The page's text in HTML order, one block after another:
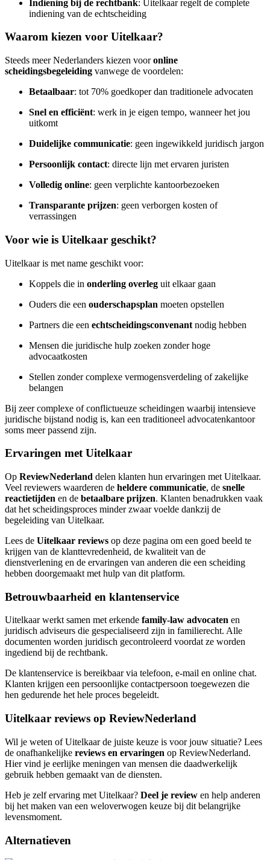
Indiening bij de rechtbank: Uitelkaar regelt de complete
indiening van de echtscheiding
Waarom kiezen voor Uitelkaar?
Steeds meer Nederlanders kiezen vooronline
scheidingsbegeleiding vanwege de voordelen:
Betaalbaar: tot 70% goedkoper dan traditionele advocaten
Snel en efficiënt: werk in je eigen tempo, wanneer het jou
uitkomt
Duidelijke communicatie: geen ingewikkeld juridisch jargon
Persoonlijk contact: directe lijn met ervaren juristen
Volledig online: geen verplichte kantoorbezoeken
Transparante prijzen: geen verborgen kosten of
verrassingen
Voor wie is Uitelkaar geschikt?
Uitelkaar is met name geschikt voor:
Koppels die in onderling overleg uit elkaar gaan
Ouders die een ouderschapsplan moeten opstellen
Partners die een echtscheidingsconvenant nodig hebben
Mensen die juridische hulp zoeken zonder hoge
advocaatkosten
Stellen zonder complexe vermogensverdeling of zakelijke
belangen
Bij zeer complexe of conflictueuze scheidingen waarbij intensieve
juridische bijstand nodig is, kan een traditioneel advocatenkantoor
soms meer passend zijn.
Ervaringen met Uitelkaar
Op ReviewNederland delen klanten hun ervaringen met Uitelkaar.
Veel reviewers waarderen de heldere communicatie, de snelle
reactietijden en de betaalbare prijzen. Klanten benadrukken vaak
dat het scheidingsproces minder zwaar voelde dankzij de
begeleiding van Uitelkaar.
Lees de Uitelkaar reviews op deze pagina om een goed beeld te
krijgen van de klanttevredenheid, de kwaliteit van de
dienstverlening en de ervaringen van anderen die een scheiding
hebben doorgemaakt met hulp van dit platform.
Betrouwbaarheid en klantenservice
Uitelkaar werkt samen met erkende family-law advocaten en
juridisch adviseurs die gespecialiseerd zijn in familierecht. Alle
documenten worden juridisch gecontroleerd voordat ze worden
ingediend bij de rechtbank.
De klantenservice is bereikbaar via telefoon, e-mail en online chat.
Klanten krijgen een persoonlijke contactpersoon toegewezen die
hen gedurende het hele proces begeleidt.
Uitelkaar reviews op ReviewNederland
Wil je weten of Uitelkaar de juiste keuze is voor jouw situatie? Lees
de onafhankelijke reviews en ervaringen op ReviewNederland.
Hier vind je eerlijke meningen van mensen die daadwerkelijk
gebruik hebben gemaakt van de diensten.
Heb je zelf ervaring met Uitelkaar? Deel je review en help anderen
bij het maken van een weloverwogen keuze bij dit belangrijke
levensmoment.
Alternatieven